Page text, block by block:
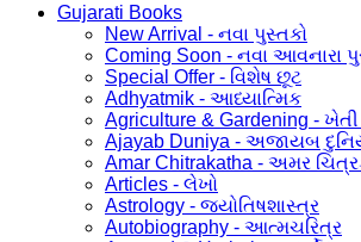
Gujarati Books
New Arrival - નવા પુસ્તકો
Coming Soon - નવા આવનારા
Special Offer - વિશેષ છૂટ
Adhyatmik - આધ્યાત્મિક
Agriculture & Gardening - ખેતી
Ajayab Duniya - અજાયબ
Amar Chitrakatha - અમર
Articles - લેખો
Astrology - જ્યોતિષશાસ્ત્ર
Autobiography - આત્મચરિત્ર